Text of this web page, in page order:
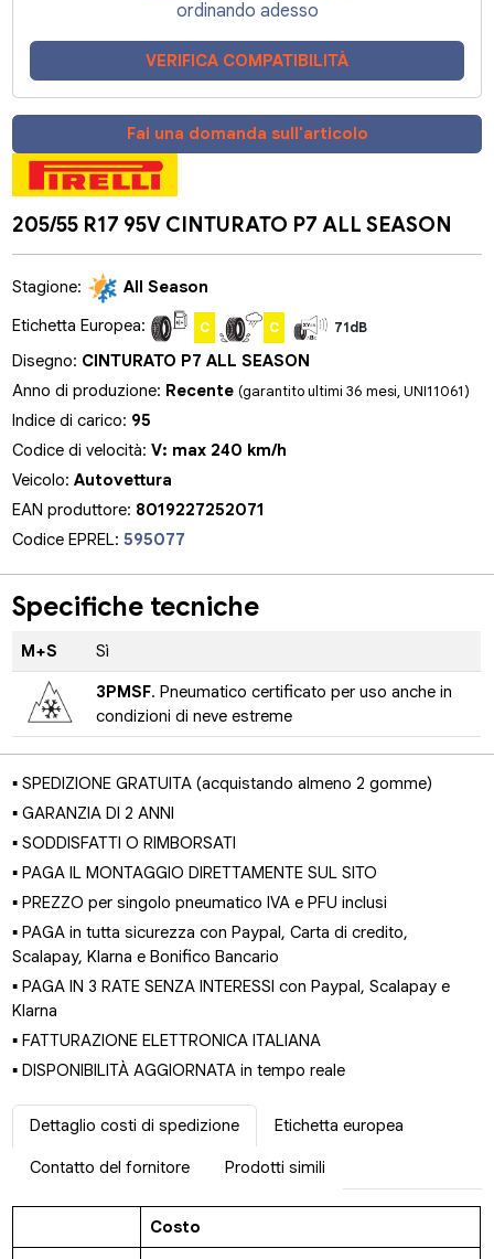
ordinando adesso
VERIFICA COMPATIBILITÀ
Fai una domanda sull'articolo
205/55 R17 95V CINTURATO P7 ALL SEASON
Stagione:
All Season
Etichetta Europea:
C C 71dB
Disegno: CINTURATO P7 ALL SEASON
Anno di produzione: Recente(garantito ultimi 36 mesi, UNI11061)
Indice di carico: 95
Codice di velocità:V: max 240 km/h
Veicolo:Autovettura
EAN produttore: 8019227252071
Codice EPREL:595077
Specifiche tecniche
M+S Sì
3PMSF. Pneumatico certificato per uso anche in
condizioni di neve estreme
▪ SPEDIZIONE GRATUITA (acquistando almeno 2 gomme)
▪ GARANZIA DI 2 ANNI
▪ SODDISFATTI O RIMBORSATI
▪ PAGA IL MONTAGGIO DIRETTAMENTE SUL SITO
▪ PREZZO per singolo pneumatico IVA e PFU inclusi
▪ PAGA in tutta sicurezza con Paypal, Carta di credito,
Scalapay, Klarna e Bonifico Bancario
▪ PAGA IN 3 RATE SENZA INTERESSI con Paypal, Scalapay e
Klarna
▪ FATTURAZIONE ELETTRONICA ITALIANA
▪ DISPONIBILITÀ AGGIORNATA in tempo reale
Dettaglio costi di spedizione Etichetta europea
Contatto del fornitore Prodotti simili
Costo